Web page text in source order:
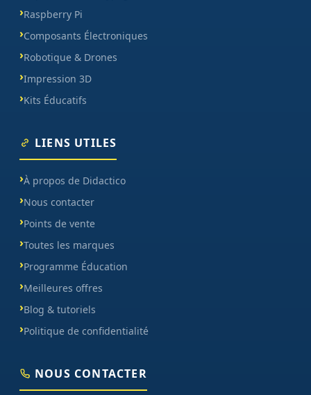
Raspberry Pi
Composants Électroniques
Robotique & Drones
Impression 3D
Kits Éducatifs
LIENS UTILES
À propos de Didactico
Nous contacter
Points de vente
Toutes les marques
Programme Éducation
Meilleures offres
Blog & tutoriels
Politique de confidentialité
NOUS CONTACTER